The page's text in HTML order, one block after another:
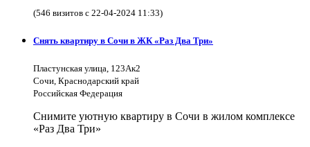
(546 визитов с 22-04-2024 11:33)
Снять квартиру в Сочи в ЖК «Раз Два Три»
Пластунская улица, 123Ак2
Сочи, Краснодарский край
Российская Федерация
Снимите уютную квартиру в Сочи в жилом комплексе
«Раз Два Три»